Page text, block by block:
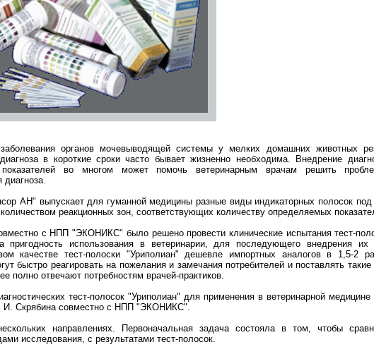
органов мочевыводящей системы у мелких домашних животных
в короткие сроки часто бывает жизненно необходима. Внедрение
во многом может помочь ветеринарным врачам решить
диагноза.
АН" выпускает для гуманной медицины разные виды индикаторных полосок под
реакционных зон, соответствующих количеству определяемых
с НПП "ЭКОНИКС" было решено провести клинические испытания тест-
пригодность использования в ветеринарии, для последующего внедрения их
качестве тест-полоски "Уриполиан" дешевле импортных аналогов в 1,5-2
быстро реагировать на пожелания и замечания потребителей и поставлять такие
полно отвечают потребностям врачей-практиков.
тест-полосок "Уриполиан" для применения в ветеринарной
Скрябина совместно с НПП "ЭКОНИКС".
направлениях. Первоначальная задача состояла в том, чтобы
исследования, с результатами тест-полосок.